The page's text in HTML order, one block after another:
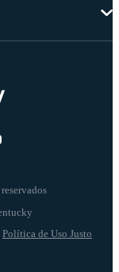
Política de Uso Justo